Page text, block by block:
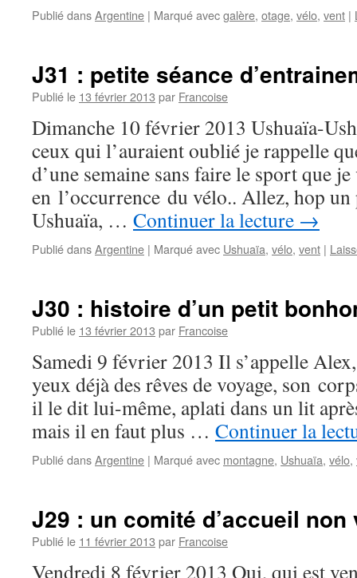
Publié dansArgentine | Marqué avecgalère, otage, vélo, vent |
J31 : petite séance
Publié le 13 février 2013 par Francoise
Dimanche 10 février 2013 Ushuaïa-
ceux qui l’auraient oublié je rappelle
d’une semaine sans faire le sport que
en l’occurrence du vélo.. Allez, hop
Ushuaïa, … Continuer la lecture →
Publié dansArgentine | Marqué avec Ushuaïa, vélo, vent |
J30 : histoire d’un petit
Publié le 13 février 2013 par Francoise
Samedi 9 février 2013 Il s’appelle
yeux déjà des rêves de voyage, son
il le dit lui-même, aplati dans un lit
mais il en faut plus … Continuer la
Publié dansArgentine | Marqué avec montagne, Ushuaïa, vélo,
J29 : un comité d’accueil
Publié le 11 février 2013 par Francoise
Vendredi 8 février 2013 Oui, qui est